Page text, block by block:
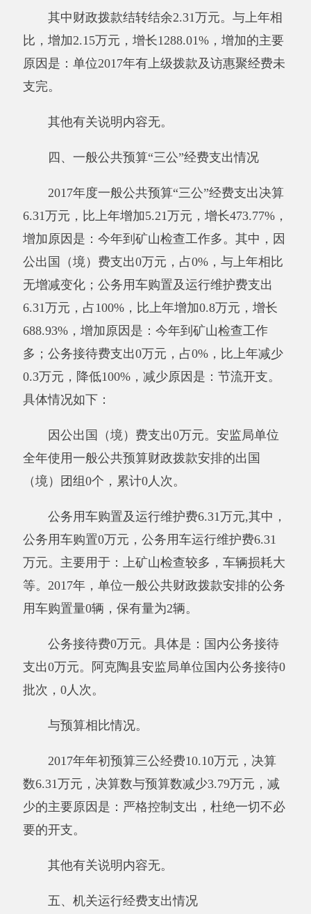
其他有关说明内容无。
五、机关运行经费支出情况
2017年度安监局单位机关运行经费支出
21.76万元，比上年减少2.26万元，降低9.4%，减
少的主要原因是：厉行节俭，办公费等减少。
安监局单位政府采购计划0万元，其中：政
元、政府采购服务支出0万元；实际采购0万元，
其中：政府采购货物支出0万元、政府采购工程
支出0万元、政府采购服务支出0万元。
七、其他重要事项的情况
（一）国有资产占用情况说明
元，其中：流动资产53.15万元，固定资产50.68
万元，其中：房屋0（平方米），价值0万元，共
有车辆2辆，价值40.13万元，其中：部级领导干
车1辆、特种专业技术用车0辆、其他用车0辆；
单位价值50万元以上通用设备0台（套）、单位
价值100万元以上专用设备0台（套），其他固定
资产价值10.55万元。
其他有关说明内容无。
（二）国有资产收益征缴情况说明
截至2017年12月31日，安监局单位资产有偿
使用收入合计0万元，资产处置收入合计0万元。
缴未缴0万元，单位留用0万元。
其他有关说明内容无。
说明
及预算1.14万元,项目支出决算1.14万元。本部门
况及结果：